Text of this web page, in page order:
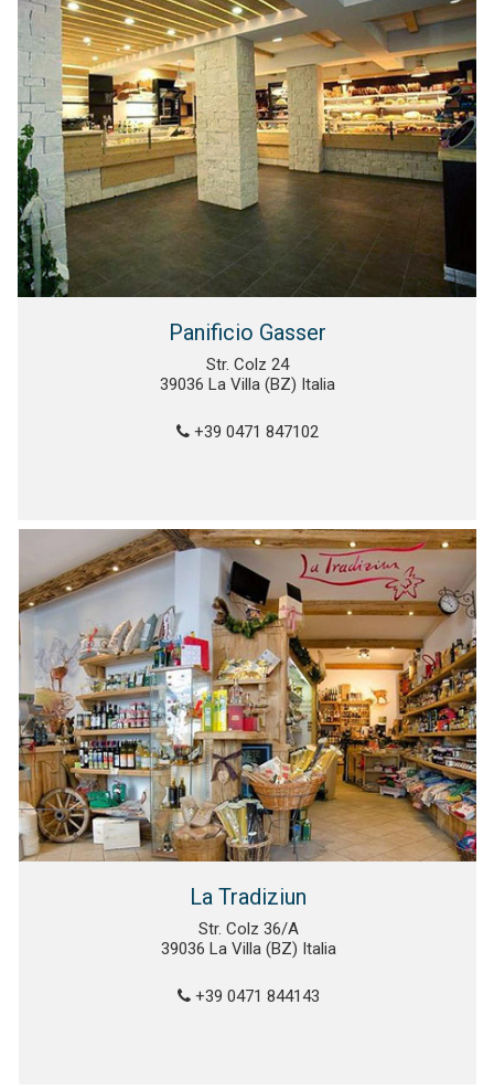
Panificio Gasser
Str. Colz 24
39036 La Villa (BZ) Italia
+39 0471 847102
La Tradiziun
Str. Colz 36/A
39036 La Villa (BZ) Italia
+39 0471 844143